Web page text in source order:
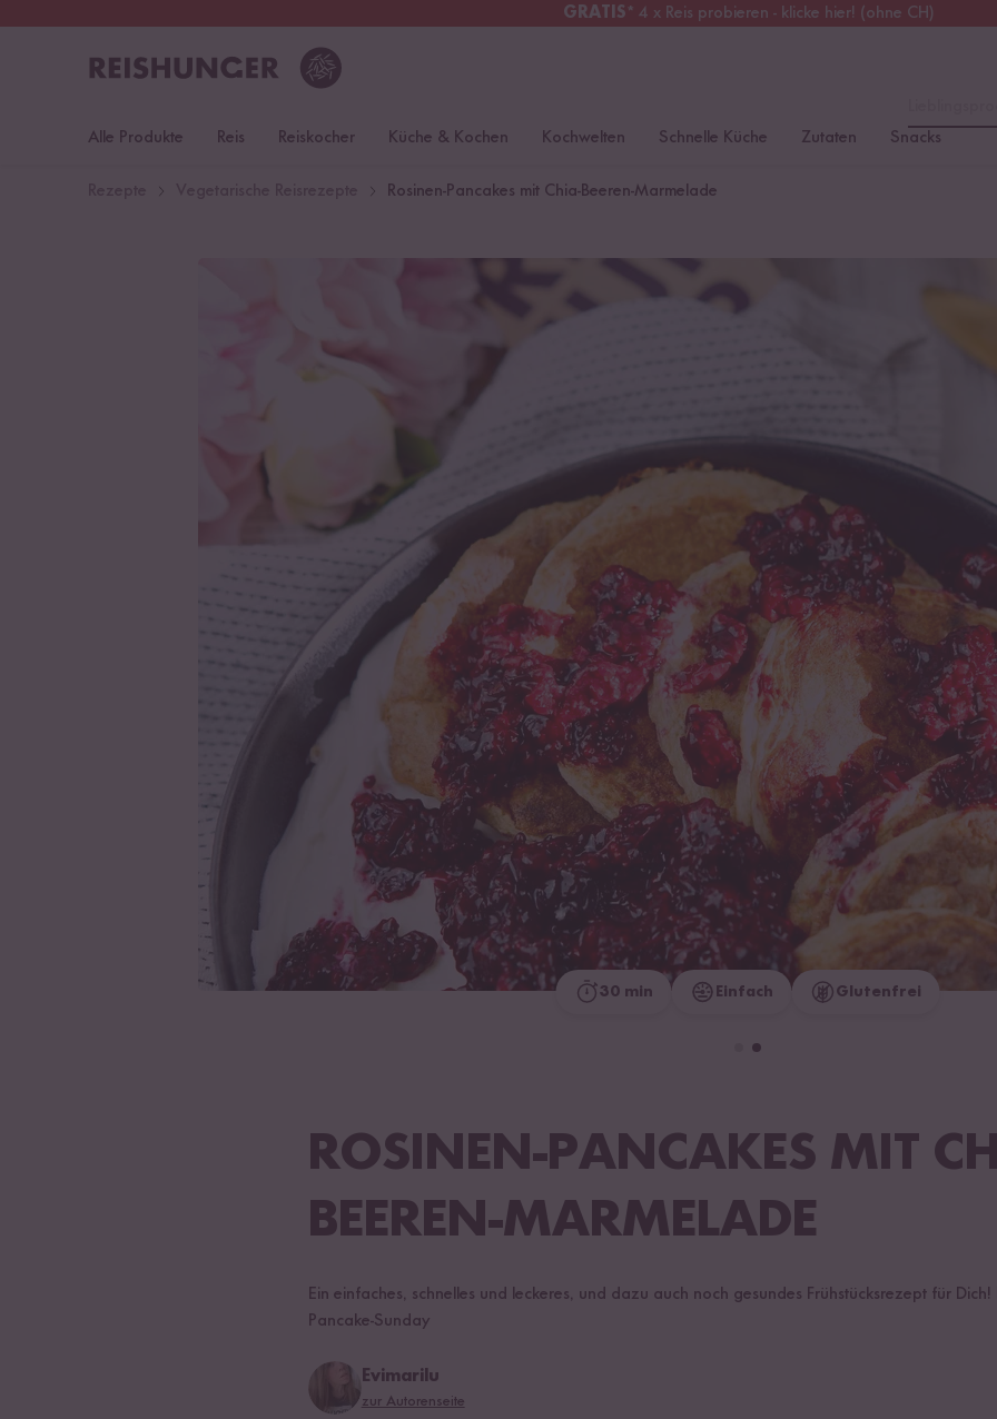
GRATIS* 4 x Reis probieren - klicke hier! (ohne CH)
Kostenloser Versand
Alle Produkte Reis Reiskocher Küche & Kochen Kochwelten Schnelle Küche Zutaten Snacks
Rosinen-Pancakes mit Chia-Beeren-Marmelade
30 min Einfach Glutenfrei
ROSINEN-PANCAKES MIT
BEEREN-MARMELADE
Ein einfaches, schnelles und leckeres, und dazu auch noch gesundes Frühstücksrezept für
Pancake-Sunday
Evimarilu
zur Autorenseite